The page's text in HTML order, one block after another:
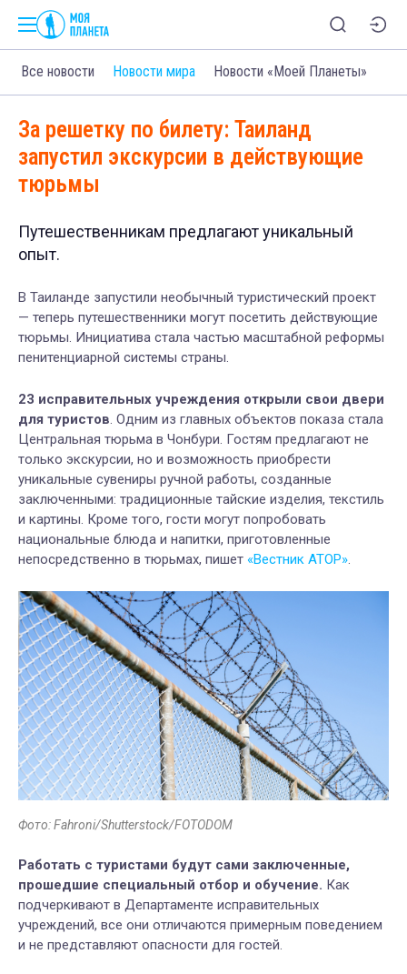
Все новости Новости мира Новости «Моей Планеты»
За решетку по билету: Таиланд
запустил экскурсии в действующие
тюрьмы
Путешественникам предлагают уникальный
опыт.
В Таиланде запустили необычный туристический проект
— теперь путешественники могут посетить действующие
тюрьмы. Инициатива стала частью масштабной реформы
пенитенциарной системы страны.
23 исправительных учреждения открыли свои двери
для туристов. Одним из главных объектов показа стала
Центральная тюрьма в Чонбури. Гостям предлагают не
только экскурсии, но и возможность приобрести
уникальные сувениры ручной работы, созданные
заключенными: традиционные тайские изделия, текстиль
и картины. Кроме того, гости могут попробовать
национальные блюда и напитки, приготовленные
непосредственно в тюрьмах, пишет «Вестник АТОР».
Фото: Fahroni/Shutterstock/FOTODOM
Работать с туристами будут сами заключенные,
прошедшие специальный отбор и обучение. Как
подчеркивают в Департаменте исправительных
учреждений, все они отличаются примерным поведением
и не представляют опасности для гостей.